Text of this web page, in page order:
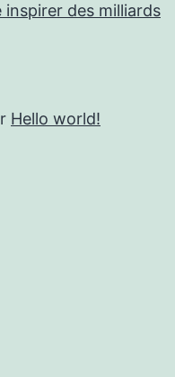
des milliards
Hello world!